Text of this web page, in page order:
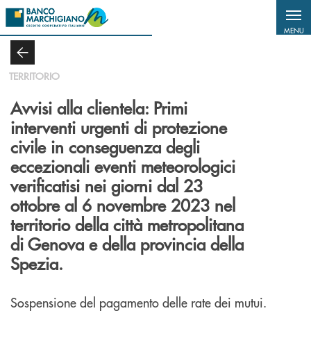
Salta al contenuto principale
MENU
TERRITORIO
Avvisi alla clientela: Primi
interventi urgenti di protezione
civile in conseguenza degli
eccezionali eventi meteorologici
verificatisi nei giorni dal 23
ottobre al 6 novembre 2023 nel
territorio della città metropolitana
di Genova e della provincia della
Spezia.
Sospensione del pagamento delle rate dei mutui.